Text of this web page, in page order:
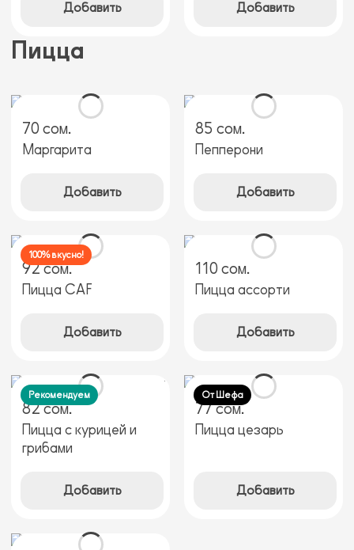
Добавить Добавить
Пицца
70 сом.
Маргарита
Добавить
85 сом.
Пепперони
Добавить
92 сом.
Пицца CAF
Добавить
100% вкусно!
110 сом.
Пицца ассорти
Добавить
82 сом.
Пицца с курицей и
грибами
Добавить
Рекомендуем
77 сом.
Пицца цезарь
Добавить
От Шефа